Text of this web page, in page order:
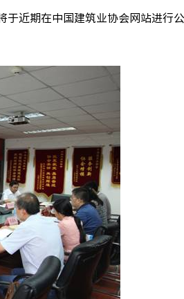
近期在中国建筑业协会网站进行公